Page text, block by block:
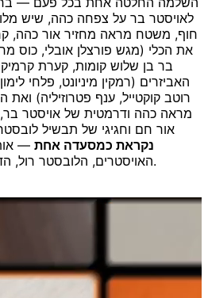
לאויסטר בר על צפחה כהה, שיש
חוף, משטח מראה מחזיר אור כהה,
את הכלי (מגש פורצלן אובלי, כוס
בר בן שלוש קומות, קערת
האביזרים (רמקין מיניונט, פלחי
רוטב קוקטייל, ענף פטרוזיליה)
מראה כהה ודרמטית של אויסטר בר,
אור חם וחגיגי של תבשיל
נקראת כמסעדה אחת —
האויסטרים, הלובסטר רול, הדג השלם, הסביצ'ה והמגדל.